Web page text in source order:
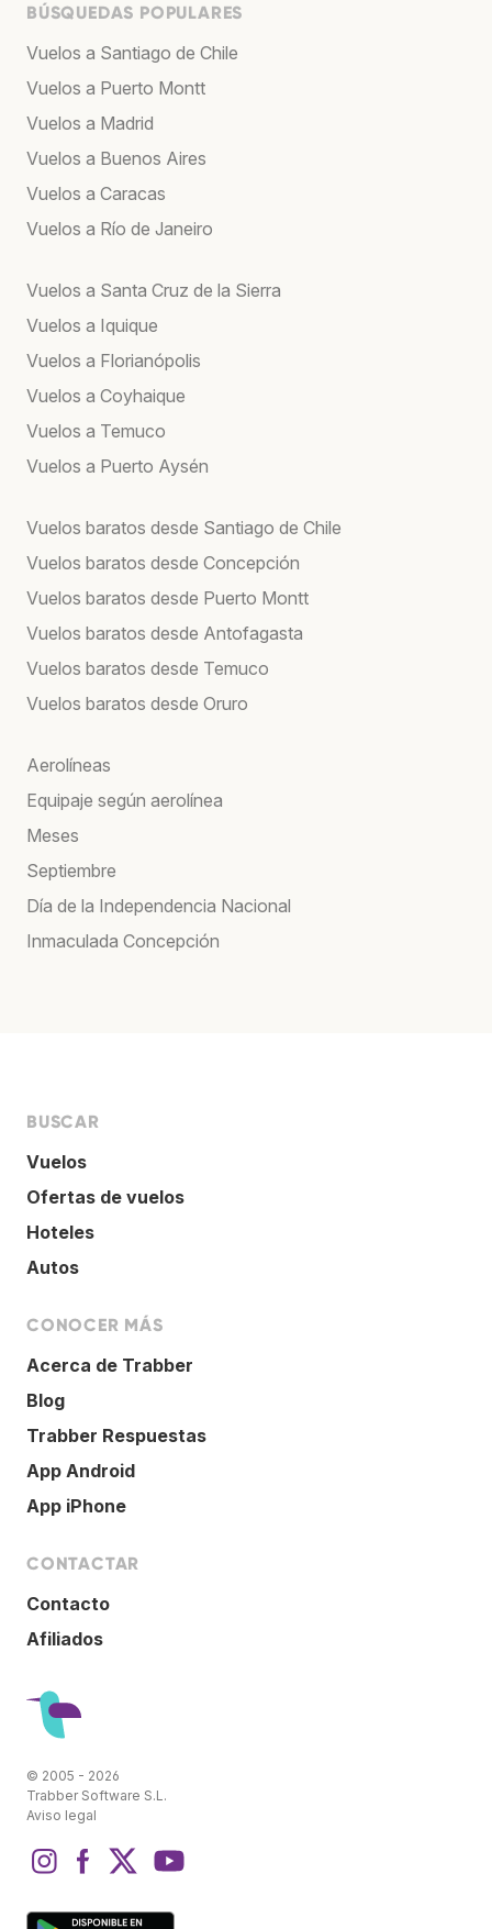
BÚSQUEDAS POPULARES
Vuelos a Santiago de Chile
Vuelos a Puerto Montt
Vuelos a Madrid
Vuelos a Buenos Aires
Vuelos a Caracas
Vuelos a Río de Janeiro
Vuelos a Santa Cruz de la Sierra
Vuelos a Iquique
Vuelos a Florianópolis
Vuelos a Coyhaique
Vuelos a Temuco
Vuelos a Puerto Aysén
Vuelos baratos desde Santiago de Chile
Vuelos baratos desde Concepción
Vuelos baratos desde Puerto Montt
Vuelos baratos desde Antofagasta
Vuelos baratos desde Temuco
Vuelos baratos desde Oruro
Aerolíneas
Equipaje según aerolínea
Meses
Septiembre
Día de la Independencia Nacional
Inmaculada Concepción
BUSCAR
Vuelos
Ofertas de vuelos
Hoteles
Autos
CONOCER MÁS
Acerca de Trabber
Blog
Trabber Respuestas
App Android
App iPhone
CONTACTAR
Contacto
Afiliados
© 2005 - 2026
Trabber Software S.L.
Aviso legal